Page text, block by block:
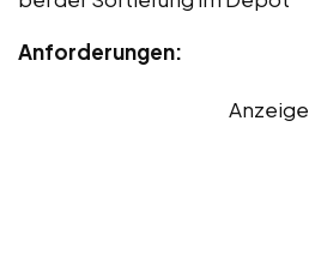
Anforderungen:
Anzeige